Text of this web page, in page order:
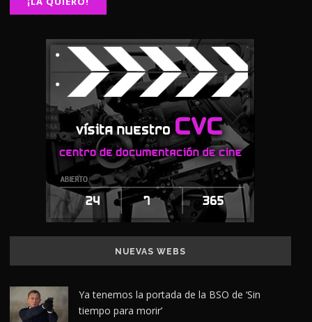
NUEVAS WEBS
Ya tenemos la portada de la BSO de ‘Sin
tiempo para morir’